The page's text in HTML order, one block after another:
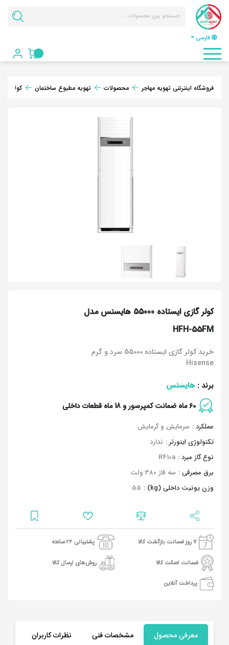
فارسی
فروشگاه اینترنتی تهویه مهاجر محصولات تهویه مطبوع ساختمان کولر
کولر گازی ایستاده 55000 هایسنس مدل
HFH-55FM
خرید کولر گازی ایستاده 55000 سرد و گرم
Hisense
برند : هایسنس
60 ماه ضمانت کمپرسور و 18 ماه قطعات داخلی
عملکرد : سرمایش و گرمایش
تکنولوژی اینورتر : ندارد
نوع گاز مبرد : R410a
برق مصرفی : سه فاز 380 ولت
وزن یونیت داخلی (kg) :
55
7 روز ضمانت بازگشت کالا پشتیبانی 24 ساعته
ضمانت اصالت کالا روش‌های ارسال کالا
پرداخت آنلاین
معرفی محصول مشخصات فنی نظرات کاربران